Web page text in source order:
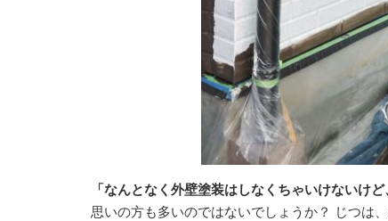
「なんとなく外壁塗装はしなくちゃいけないけ
思いの方も多いのではないでしょうか？ じつは